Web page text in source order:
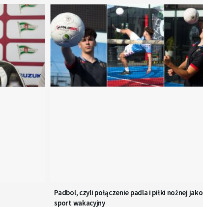
Padbol, czyli połączenie padla i piłki nożnej jako
sport wakacyjny